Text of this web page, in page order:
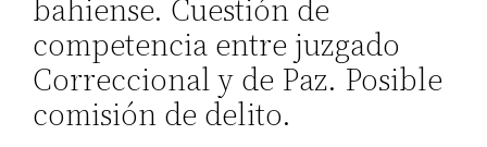
bahiense. Cuestión de
competencia entre juzgado
Correccional y de Paz. Posible
comisión de delito.